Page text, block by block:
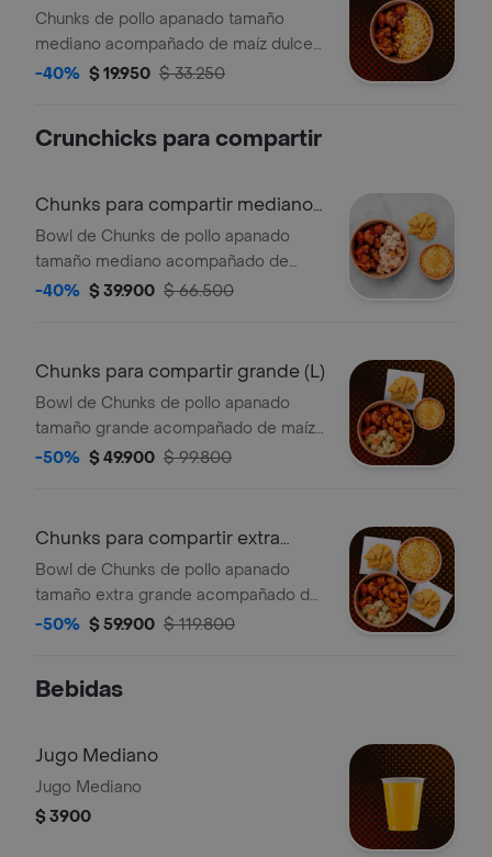
Chunks de pollo apanado tamaño
mediano acompañado de maíz dulce y
queso.
-40% $ 19.950 $ 33.250
Crunchicks para compartir
Chunks para compartir mediano
(M)
Bowl de Chunks de pollo apanado
tamaño mediano acompañado de
maíz dulce con queso y nachos.
-40% $ 39.900 $ 66.500
Chunks para compartir grande (L)
Bowl de Chunks de pollo apanado
tamaño grande acompañado de maíz
dulce con queso y nachos.(Sugerido
-50% $ 49.900 $ 99.800
Chunks para compartir extra
grande (XL)
Bowl de Chunks de pollo apanado
tamaño extra grande acompañado de
maíz dulce con queso y nachos.
-50% $ 59.900 $ 119.800
Bebidas
Jugo Mediano
Jugo Mediano
$ 3900